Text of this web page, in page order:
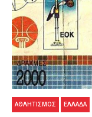
ΑΘΛΗΤΙΣΜΌΣ ΕΛΛΑΔΑ